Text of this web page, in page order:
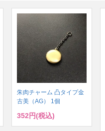
朱肉チャーム 凸タイプ金
古美（AG） 1個
352円(税込)